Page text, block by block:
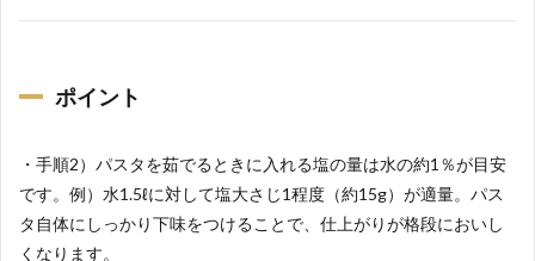
ポイント
・手順2）パスタを茹でるときに入れる塩の量は水の約1％が目安
です。例）水1.5ℓに対して塩大さじ1程度（約15g）が適量。パス
タ自体にしっかり下味をつけることで、仕上がりが格段においし
くなります。